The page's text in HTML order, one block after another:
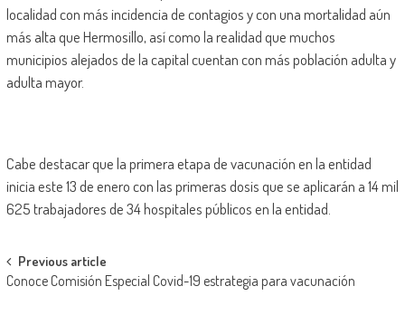
localidad con más incidencia de contagios y con una mortalidad aún
más alta que Hermosillo, así como la realidad que muchos
municipios alejados de la capital cuentan con más población adulta y
adulta mayor.
Cabe destacar que la primera etapa de vacunación en la entidad
inicia este 13 de enero con las primeras dosis que se aplicarán a 14 mil
625 trabajadores de 34 hospitales públicos en la entidad.
Post
navigation
Previous article
Conoce Comisión Especial Covid-19 estrategia para vacunación